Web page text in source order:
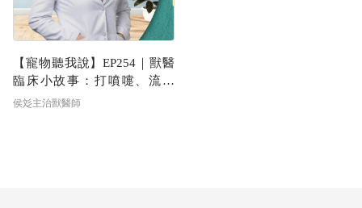
【寵物聽我說】EP254｜獸醫
臨床小故事：打噴嚏、流鼻
水，犬貓的呼吸道問題不是小
侯彣主治獸醫師